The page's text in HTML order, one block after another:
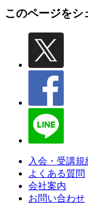
このページをシ
入会・受講規
よくある質問
会社案内
お問い合わせ